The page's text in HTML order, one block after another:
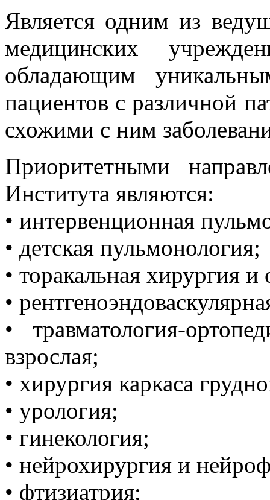
Является одним из
медицинских
обладающим
пациентов с различной
схожими с ним
Приоритетными
Института являются:
• интервенционная
• детская пульмонология;
• торакальная хирургия и
•
• травматология-
взрослая;
• хирургия каркаса
• урология;
• гинекология;
• нейрохирургия и
• фтизиатрия;